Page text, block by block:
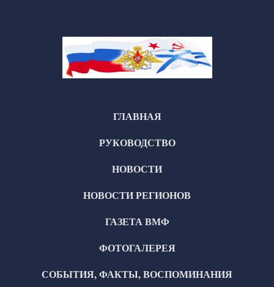
ГЛАВНАЯ
РУКОВОДСТВО
НОВОСТИ
НОВОСТИ РЕГИОНОВ
ГАЗЕТА ВМФ
ФОТОГАЛЕРЕЯ
СОБЫТИЯ, ФАКТЫ, ВОСПОМИНАНИЯ